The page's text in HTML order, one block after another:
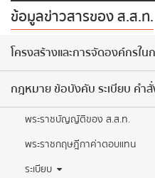
ข้อมูลข่าวสารของ ส.ส.ท.
โครงสร้างและการจัดองค์กรใน
กฎหมาย ข้อบังคับ ระเบียบ คำ
พระราชบัญญัติของ ส.ส.ท.
พระราชกฤษฎีกาค่าตอบแทน
ระเบียบ